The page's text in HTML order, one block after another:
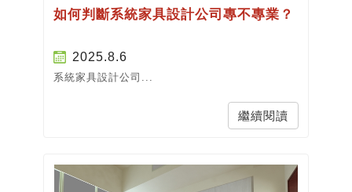
如何判斷系統家具設計公司專不專業？
2025.8.6
系統家具設計公司...
繼續閱讀